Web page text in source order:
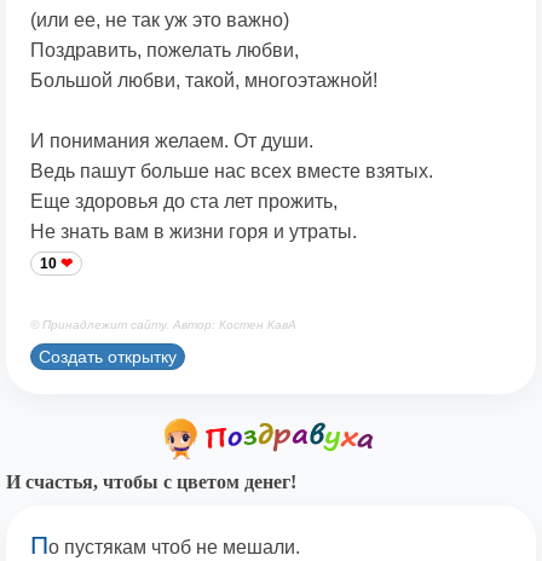
(или ее, не так уж это важно)
Поздравить, пожелать любви,
Большой любви, такой, многоэтажной!
И понимания желаем. От души.
Ведь пашут больше нас всех вместе взятых.
Еще здоровья до ста лет прожить,
Не знать вам в жизни горя и утраты.
10
© Принадлежит сайту. Автор: Костен КавА
Создать открытку
И счастья, чтобы с цветом денег!
По пустякам чтоб не мешали.